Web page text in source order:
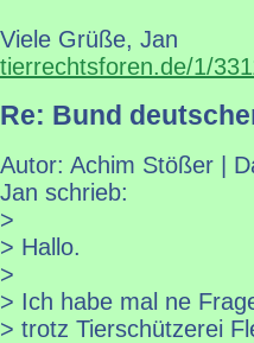
Viele Grüße, Jan
tierrechtsforen.de/1/
Re: Bund
Autor: Achim Stößer |
Jan schrieb:
>
> Hallo.
>
> Ich habe mal ne
> trotz Tierschützerei